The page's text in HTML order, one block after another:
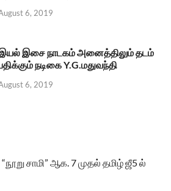
6, 2019
இசை நாடகம் அனைத்திலும் தடம்
நடிகை Y.G.மதுவந்தி
6, 2019
சாமி” ஆக. 7 முதல் தமிழ் ஜீ5 ல்